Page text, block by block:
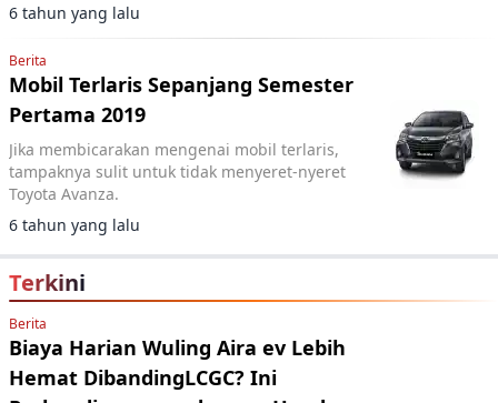
6 tahun yang lalu
Berita
Mobil Terlaris Sepanjang Semester
Pertama 2019
Jika membicarakan mengenai mobil terlaris,
tampaknya sulit untuk tidak menyeret-nyeret
Toyota Avanza.
6 tahun yang lalu
Terkini
Berita
Biaya Harian Wuling Aira ev Lebih
Hemat DibandingLCGC? Ini